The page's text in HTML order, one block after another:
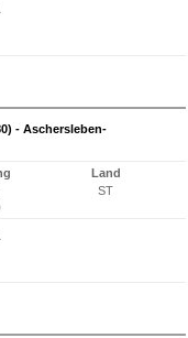
- Aschersleben-
Land
ST